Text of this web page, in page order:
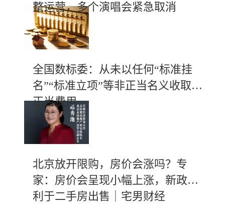
整运营，多个演唱会紧急取消
全国数标委：从未以任何“标准挂
名”“标准立项”等非正当名义收取不
正当费用
北京放开限购，房价会涨吗？专
家：房价会呈现小幅上涨，新政有
利于二手房出售｜宅男财经